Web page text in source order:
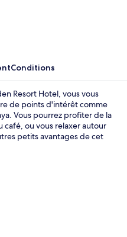
Conditions
Resort Hotel, vous vous
de points d'intérêt comme
Vous pourrez profiter de la
café, ou vous relaxer autour
petits avantages de cet